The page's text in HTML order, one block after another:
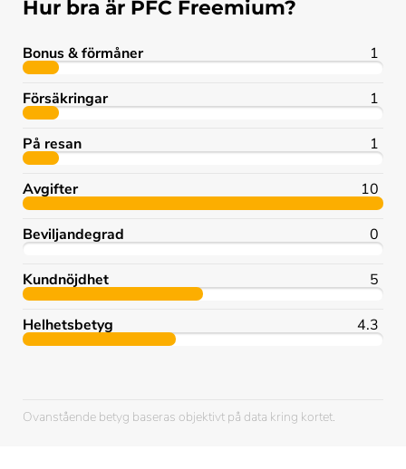
Hur bra är PFC Freemium?
Bonus & förmåner 1
Försäkringar 1
På resan 1
Avgifter 10
Beviljandegrad 0
Kundnöjdhet 5
Helhetsbetyg 4.3
Ovanstående betyg baseras objektivt på data kring kortet.